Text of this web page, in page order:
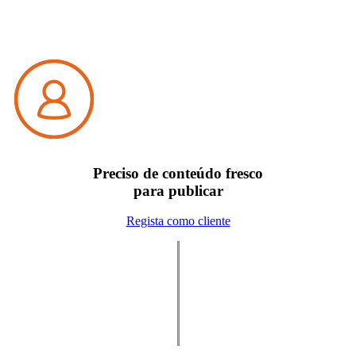
Preciso de conteúdo fresco
para publicar
Regista como cliente